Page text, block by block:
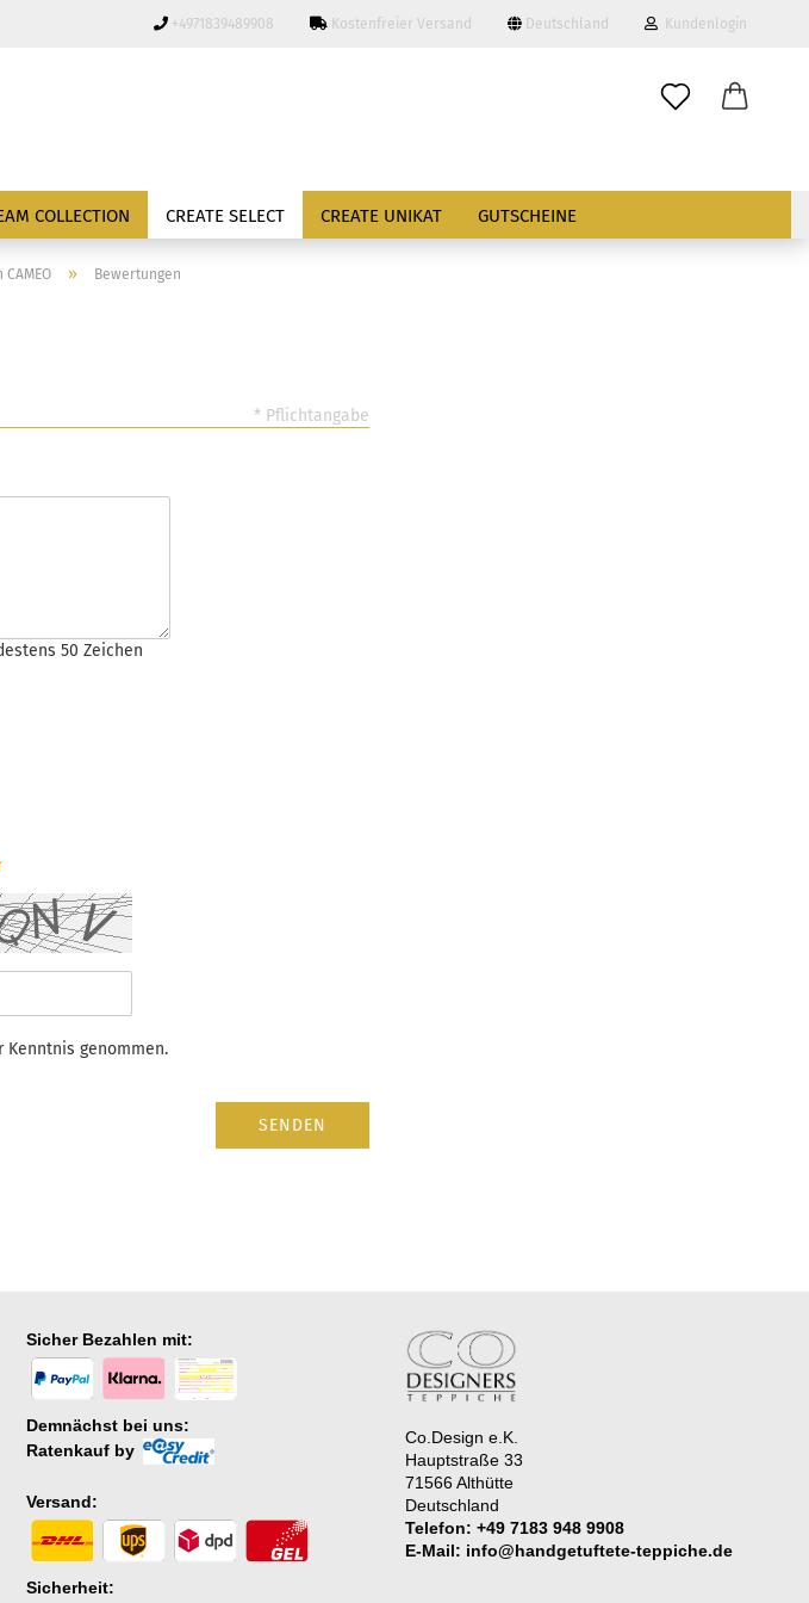
+4971839489908 Kostenfreier Versand Deutschland Kundenlogin
COLLECTION CREATE SELECT CREATE UNIKAT GUTSCHEINE
» Bewertungen
50 Zeichen
Kenntnis genommen.
SENDEN
* Pflichtangabe
Sicher Bezahlen mit:
Demnächst bei uns:
Ratenkauf by
Versand:
Sicherheit:
Co.Design e.K.
Hauptstraße 33
71566 Althütte
Deutschland
Telefon: +49 7183 948 9908
E-Mail: info@handgetuftete-teppiche.de